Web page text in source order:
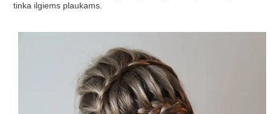
tinka ilgiems plaukams.